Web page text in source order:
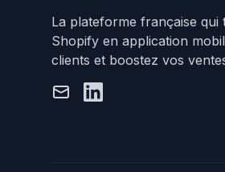
La plateforme française
Shopify en application
clients et boostez vos
Email
LinkedIn